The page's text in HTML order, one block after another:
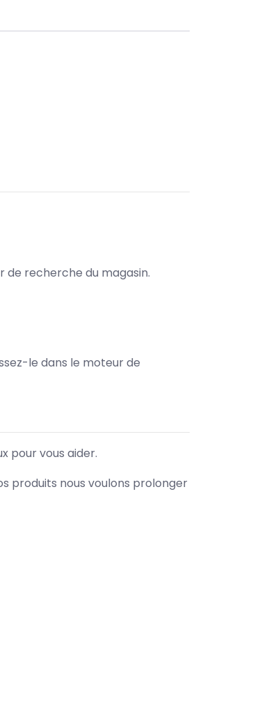
de recherche du magasin.
le dans le moteur de
pour vous aider.
produits nous voulons prolonger